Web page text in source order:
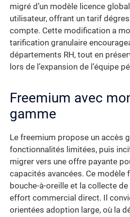
migré d’un modèle licence
utilisateur, offrant un tarif
compte. Cette modification a
tarification granulaire
départements RH, tout en
lors de l’expansion de l’équipe
Freemium avec
gamme
Le freemium propose un accès
fonctionnalités limitées, puis
migrer vers une offre payante
capacités avancées. Ce modèle
bouche-à-oreille et la collecte
effort commercial direct. Il
orientées adoption large, où la